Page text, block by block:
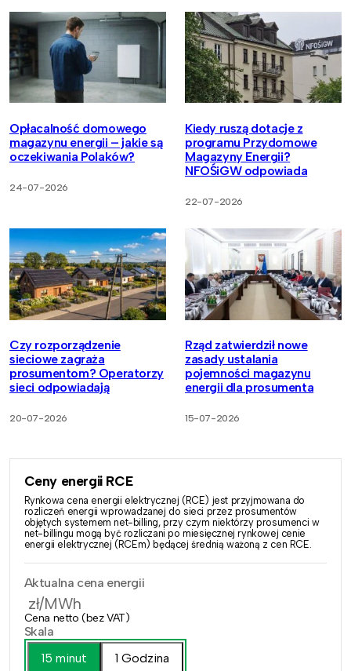
Opłacalność domowego
magazynu energii – jakie są
oczekiwania Polaków?
24-07-2026
Kiedy ruszą dotacje z
programu Przydomowe
Magazyny Energii?
NFOŚiGW odpowiada
22-07-2026
Czy rozporządzenie
sieciowe zagraża
prosumentom? Operatorzy
sieci odpowiadają
20-07-2026
Rząd zatwierdził nowe
zasady ustalania
pojemności magazynu
energii dla prosumenta
15-07-2026
Ceny energii RCE
Rynkowa cena energii elektrycznej (RCE) jest przyjmowana do
rozliczeń energii wprowadzanej do sieci przez prosumentów
objętych systemem net-billing, przy czym niektórzy prosumenci w
net-billingu mogą być rozliczani po miesięcznej rynkowej cenie
energii elektrycznej (RCEm) będącej średnią ważoną z cen RCE.
Aktualna cena energii
zł/MWh
Cena netto (bez VAT)
Skala
15 minut
1 Godzina